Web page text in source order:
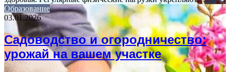
Образование
03.01.2026
Садоводство и огородничество:
урожай на вашем участке